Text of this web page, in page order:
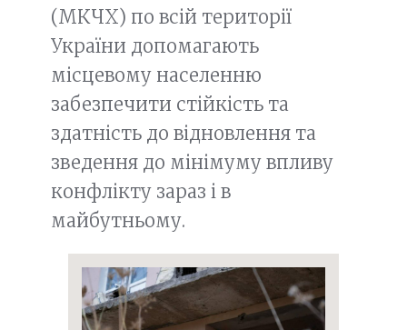
(МКЧХ) по всій території
України допомагають
місцевому населенню
забезпечити стійкість та
здатність до відновлення та
зведення до мінімуму впливу
конфлікту зараз і в
майбутньому.